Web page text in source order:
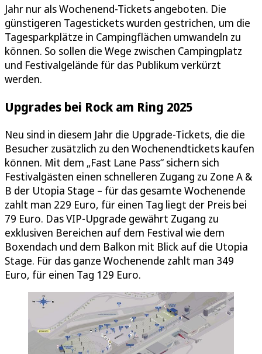
Jahr nur als Wochenend-Tickets angeboten. Die
günstigeren Tagestickets wurden gestrichen, um die
Tagesparkplätze in Campingflächen umwandeln zu
können. So sollen die Wege zwischen Campingplatz
und Festivalgelände für das Publikum verkürzt
werden.
Upgrades bei Rock am Ring 2025
Neu sind in diesem Jahr die Upgrade-Tickets, die die
Besucher zusätzlich zu den Wochenendtickets kaufen
können. Mit dem „Fast Lane Pass“ sichern sich
Festivalgästen einen schnelleren Zugang zu Zone A &
B der Utopia Stage – für das gesamte Wochenende
zahlt man 229 Euro, für einen Tag liegt der Preis bei
79 Euro. Das VIP-Upgrade gewährt Zugang zu
exklusiven Bereichen auf dem Festival wie dem
Boxendach und dem Balkon mit Blick auf die Utopia
Stage. Für das ganze Wochenende zahlt man 349
Euro, für einen Tag 129 Euro.